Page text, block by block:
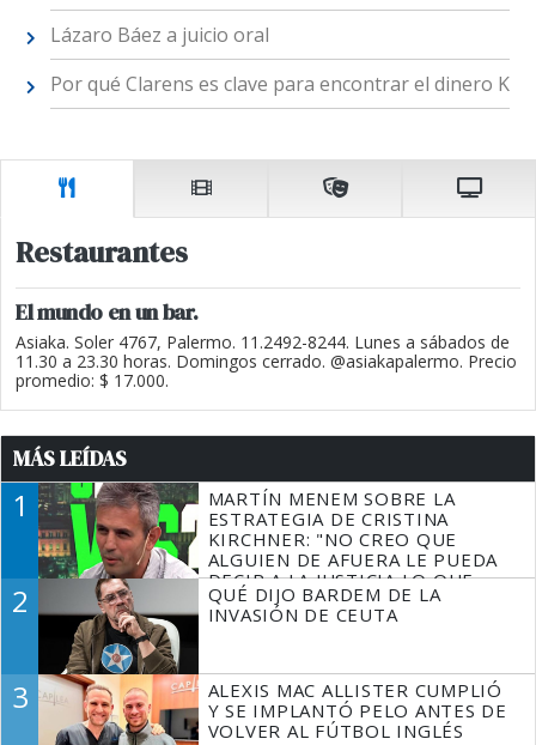
Lázaro Báez a juicio oral
Por qué Clarens es clave para encontrar el dinero K
Restaurantes
El mundo en un bar.
Asiaka. Soler 4767, Palermo. 11.2492-8244. Lunes a sábados de
11.30 a 23.30 horas. Domingos cerrado. @asiakapalermo. Precio
promedio: $ 17.000.
MÁS LEÍDAS
1
MARTÍN MENEM SOBRE LA
ESTRATEGIA DE CRISTINA
KIRCHNER: "NO CREO QUE
ALGUIEN DE AFUERA LE PUEDA
DECIR A LA JUSTICIA LO QUE
TIENE QUE HACER"
2
QUÉ DIJO BARDEM DE LA
INVASIÓN DE CEUTA
3
ALEXIS MAC ALLISTER CUMPLIÓ
Y SE IMPLANTÓ PELO ANTES DE
VOLVER AL FÚTBOL INGLÉS